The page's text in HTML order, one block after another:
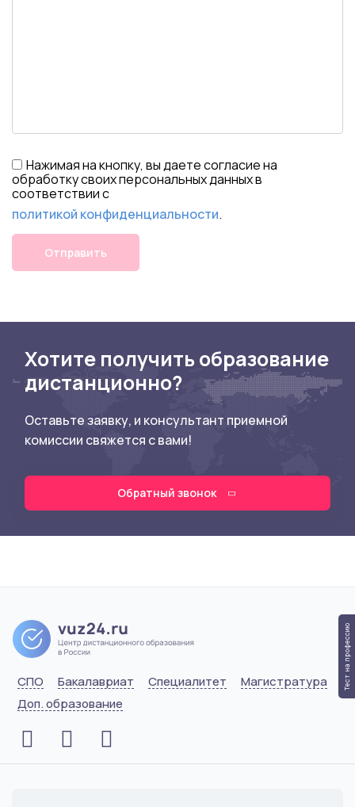
Нажимая на кнопку, вы даете согласие на
обработку своих персональных данных в
соответствии с
политикой конфиденциальности.
Отправить
Хотите получить образование
дистанционно?
Оставьте заявку, и консультант приемной
комиссии свяжется с вами!
Обратный звонок
СПО Бакалавриат Специалитет
Магистратура
Доп. образование
Тест на профессию